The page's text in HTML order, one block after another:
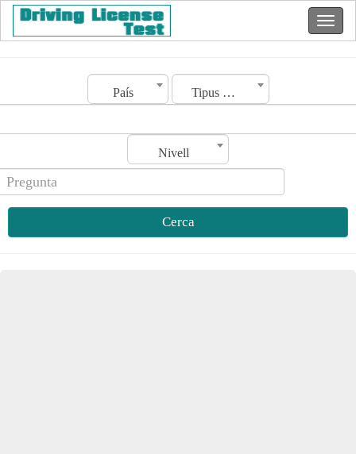
País Tipus de llicència
Nivell
Cerca